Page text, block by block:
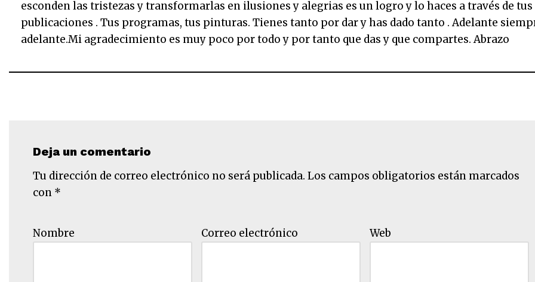
esconden las tristezas y transformarlas en ilusiones y alegrias es un logro y lo haces a través de tus
publicaciones . Tus programas, tus pinturas. Tienes tanto por dar y has dado tanto . Adelante
adelante.Mi agradecimiento es muy poco por todo y por tanto que das y que compartes. Abrazo
Deja un comentario
Tu dirección de correo electrónico no será publicada. Los campos obligatorios están marcados
con *
Nombre Correo electrónico Web